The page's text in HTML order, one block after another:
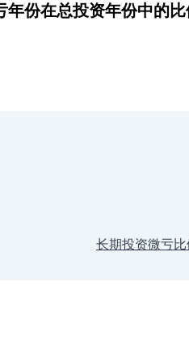
份在总投资年份中的
长期投资微亏